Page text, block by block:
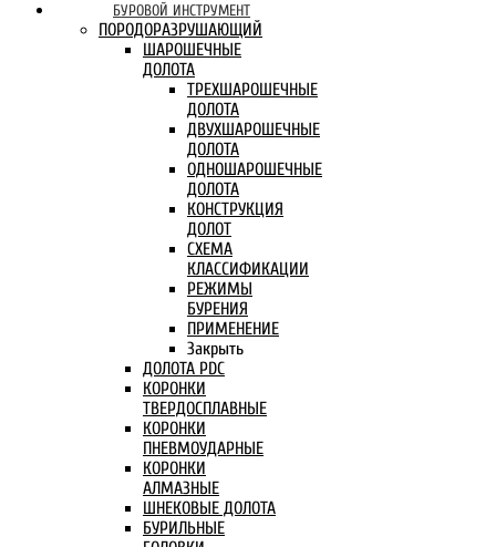
БУРОВОЙ ИНСТРУМЕНТ
ПОРОДОРАЗРУШАЮЩИЙ
ШАРОШЕЧНЫЕ
ДОЛОТА
ТРЕХШАРОШЕЧНЫЕ
ДОЛОТА
ДВУХШАРОШЕЧНЫЕ
ДОЛОТА
ОДНОШАРОШЕЧНЫЕ
ДОЛОТА
КОНСТРУКЦИЯ
ДОЛОТ
СХЕМА
КЛАССИФИКАЦИИ
РЕЖИМЫ
БУРЕНИЯ
ПРИМЕНЕНИЕ
Закрыть
ДОЛОТА PDC
КОРОНКИ
ТВЕРДОСПЛАВНЫЕ
КОРОНКИ
ПНЕВМОУДАРНЫЕ
КОРОНКИ
АЛМАЗНЫЕ
ШНЕКОВЫЕ ДОЛОТА
БУРИЛЬНЫЕ